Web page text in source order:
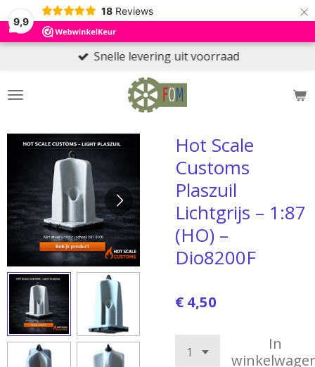
9,9
18 Reviews ×
Snelle levering uit voorraad
Hot Scale
Customs
Plaszuil
Lichtgrijs – 1:87
(HO) –
Dio8200F
€ 4,50
In